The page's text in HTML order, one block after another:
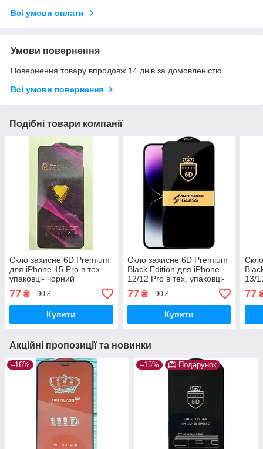
Всі умови оплати
Умови повернення
Повернення товару впродовж 14 днів за домовленістю
Всі умови повернення
Подібні товари компанії
Скло захисне 6D Premium
для iPhone 15 Pro в тех.
упаковці- чорний
77 ₴ 90 ₴
Купити
Скло захисне 6D Premium
Black Edition для iPhone
12/12 Pro в тех. упаковці-
77₴ 90 ₴
Купити
13/
77
Акційні пропозиції та новинки
–16% –15% Подарунок